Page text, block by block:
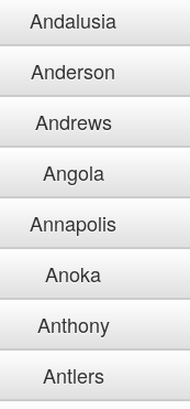
Andalusia
Anderson
Andrews
Angola
Annapolis
Anoka
Anthony
Antlers